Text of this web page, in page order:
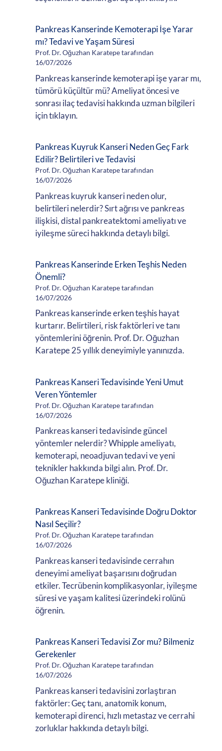
Pankreas Kanserinde Kemoterapi İşe Yarar
mı? Tedavi ve Yaşam Süresi
Prof. Dr. Oğuzhan Karatepe tarafından
16/07/2026
Pankreas kanserinde kemoterapi işe yarar mı,
tümörü küçültür mü? Ameliyat öncesi ve
sonrası ilaç tedavisi hakkında uzman bilgileri
için tıklayın.
Pankreas Kuyruk Kanseri Neden Geç Fark
Edilir? Belirtileri ve Tedavisi
Prof. Dr. Oğuzhan Karatepe tarafından
16/07/2026
Pankreas kuyruk kanseri neden olur,
belirtileri nelerdir? Sırt ağrısı ve pankreas
ilişkisi, distal pankreatektomi ameliyatı ve
iyileşme süreci hakkında detaylı bilgi.
Pankreas Kanserinde Erken Teşhis Neden
Önemli?
Prof. Dr. Oğuzhan Karatepe tarafından
16/07/2026
Pankreas kanserinde erken teşhis hayat
kurtarır. Belirtileri, risk faktörleri ve tanı
yöntemlerini öğrenin. Prof. Dr. Oğuzhan
Karatepe 25 yıllık deneyimiyle yanınızda.
Pankreas Kanseri Tedavisinde Yeni Umut
Veren Yöntemler
Prof. Dr. Oğuzhan Karatepe tarafından
16/07/2026
Pankreas kanseri tedavisinde güncel
yöntemler nelerdir? Whipple ameliyatı,
kemoterapi, neoadjuvan tedavi ve yeni
teknikler hakkında bilgi alın. Prof. Dr.
Oğuzhan Karatepe kliniği.
Pankreas Kanseri Tedavisinde Doğru Doktor
Nasıl Seçilir?
Prof. Dr. Oğuzhan Karatepe tarafından
16/07/2026
Pankreas kanseri tedavisinde cerrahın
deneyimi ameliyat başarısını doğrudan
etkiler. Tecrübenin komplikasyonlar, iyileşme
süresi ve yaşam kalitesi üzerindeki rolünü
öğrenin.
Pankreas Kanseri Tedavisi Zor mu? Bilmeniz
Gerekenler
Prof. Dr. Oğuzhan Karatepe tarafından
16/07/2026
Pankreas kanseri tedavisini zorlaştıran
faktörler: Geç tanı, anatomik konum,
kemoterapi direnci, hızlı metastaz ve cerrahi
zorluklar hakkında detaylı bilgi.